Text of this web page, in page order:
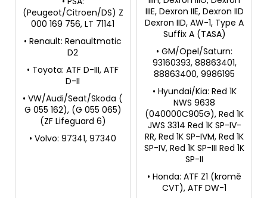
(Peugeot/Citroen/DS) Z
000 169 756, LT 71141
• Renault: Renaultmatic
D2
• Toyota: ATF D-III, ATF
D-II
• VW/Audi/Seat/Skoda (
G 055 162), (G 055 065)
(ZF Lifeguard 6)
• Volvo: 97341, 97340
IIIE, Dexron IIE, Dexron IID
Dexron IID, AW-1, Type A
Suffix A (TASA)
• GM/Opel/Saturn:
93160393, 88863401,
88863400, 9986195
• Hyundai/Kia: Red 1K
NWS 9638
(040000C905G), Red 1K
JWS 3314 Red 1K SP-IV-
RR, Red 1K SP-IVM, Red 1K
SP-IV, Red 1K SP-III Red 1K
SP-II
• Honda: ATF Z1 (kromě
CVT), ATF DW-1